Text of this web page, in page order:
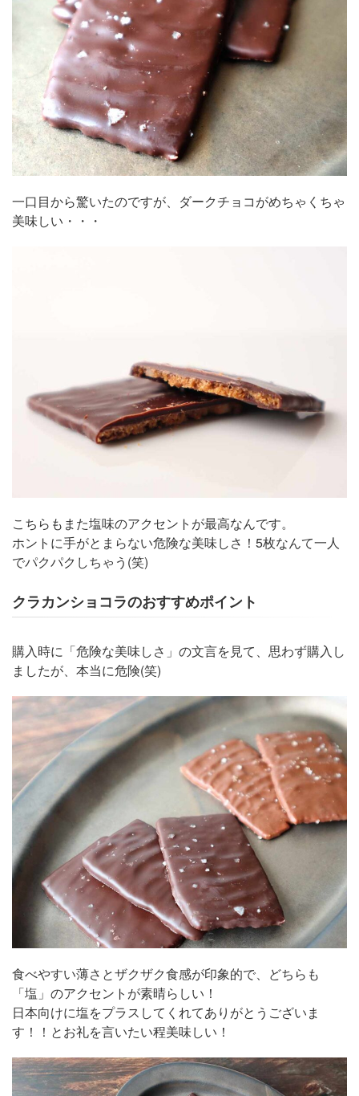
一口目から驚いたのですが、ダークチョコがめちゃくちゃ
美味しい・・・
こちらもまた塩味のアクセントが最高なんです。
ホントに手がとまらない危険な美味しさ！5枚なんて一人
でパクパクしちゃう(笑)
クラカンショコラのおすすめポイント
購入時に「危険な美味しさ」の文言を見て、思わず購入し
ましたが、本当に危険(笑)
食べやすい薄さとザクザク食感が印象的で、どちらも
「塩」のアクセントが素晴らしい！
日本向けに塩をプラスしてくれてありがとうございま
す！！とお礼を言いたい程美味しい！